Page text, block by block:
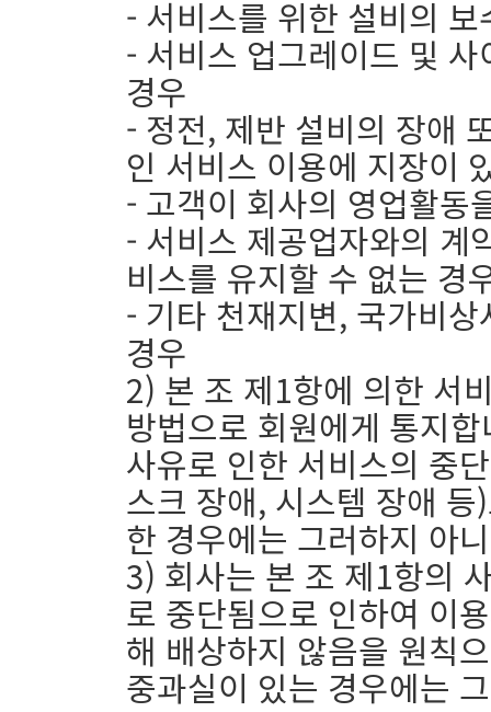
- 서비스를 위한 설비의
- 서비스 업그레이드 및
경우
- 정전, 제반 설비의 장애
인 서비스 이용에 지장이
- 고객이 회사의 영업활동
- 서비스 제공업자와의 계
비스를 유지할 수 없는 경
- 기타 천재지변, 국가비
경우
2) 본 조 제1항에 의한 서
방법으로 회원에게 통지
사유로 인한 서비스의 중
스크 장애, 시스템 장애
한 경우에는 그러하지 아
3) 회사는 본 조 제1항의
로 중단됨으로 인하여 이
해 배상하지 않음을 원칙
중과실이 있는 경우에는